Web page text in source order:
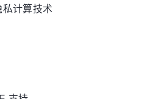
计算技术